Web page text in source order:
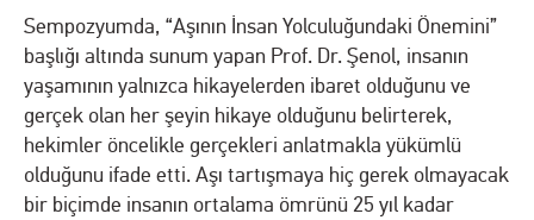
Sempozyumda, “Aşının İnsan Yolculuğundaki Önemini”
başlığı altında sunum yapan Prof. Dr. Şenol, insanın
yaşamının yalnızca hikayelerden ibaret olduğunu ve
gerçek olan her şeyin hikaye olduğunu belirterek,
hekimler öncelikle gerçekleri anlatmakla yükümlü
olduğunu ifade etti. Aşı tartışmaya hiç gerek olmayacak
bir biçimde insanın ortalama ömrünü 25 yıl kadar